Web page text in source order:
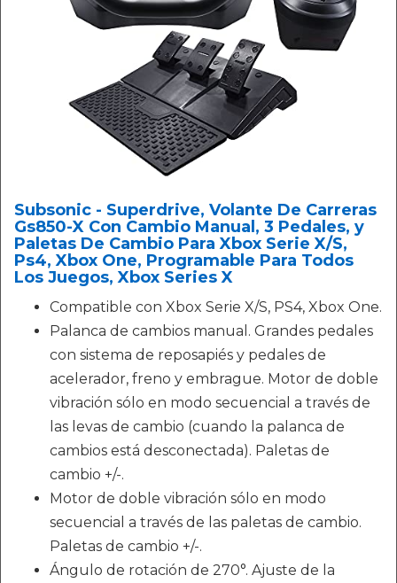
Subsonic - Superdrive, Volante De Carreras
Gs850-X Con Cambio Manual, 3 Pedales, y
Paletas De Cambio Para Xbox Serie X/S,
Ps4, Xbox One, Programable Para Todos
Los Juegos, Xbox Series X
Compatible con Xbox Serie X/S, PS4, Xbox One.
Palanca de cambios manual. Grandes pedales
con sistema de reposapiés y pedales de
acelerador, freno y embrague. Motor de doble
vibración sólo en modo secuencial a través de
las levas de cambio (cuando la palanca de
cambios está desconectada). Paletas de
cambio +/-.
Motor de doble vibración sólo en modo
secuencial a través de las paletas de cambio.
Paletas de cambio +/-.
Ángulo de rotación de 270°. Ajuste de la